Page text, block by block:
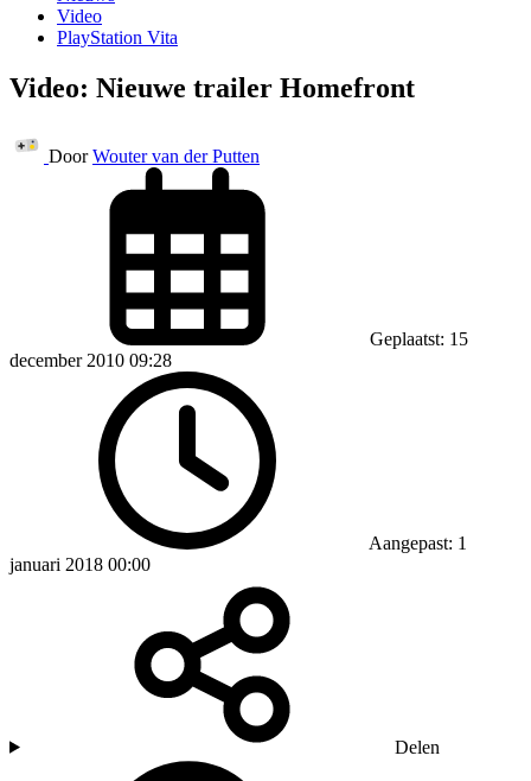
Video
PlayStation Vita
Video: Nieuwe trailer Homefront
Door Wouter van der Putten
Geplaatst: 15
december 2010 09:28
Aangepast: 1
januari 2018 00:00
Delen